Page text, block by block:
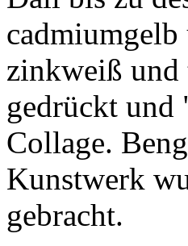
zinkweiß und
gedrückt und
Collage.
Kunstwerk
gebracht.